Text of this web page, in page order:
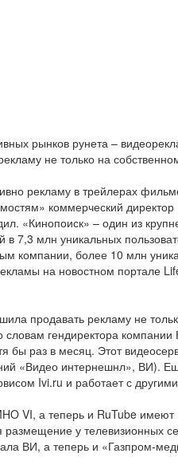
рынков рунета –
не только на
рекламу в трейлерах
коммерческий
«Кинопоиск» – один из
7,3 млн уникальных
компании, более 10 млн
на новостном портале
продавать рекламу не
гендиректора
бы раз в месяц. Этот
«Видео интернешнл», ВИ).
Ivi.ru и работает с
VI, а теперь и RuTube
размещение у телевизионных
ВИ, а теперь и «Газпром-